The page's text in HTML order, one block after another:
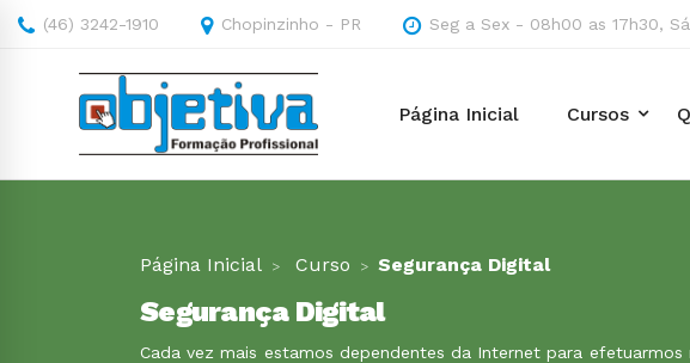
(46) 3242-1910 Chopinzinho - PR Seg a Sex - 08h00 as 17h30,
Página Inicial Cursos
Página Inicial Curso Segurança Digital
Segurança Digital
Cada vez mais estamos dependentes da Internet para